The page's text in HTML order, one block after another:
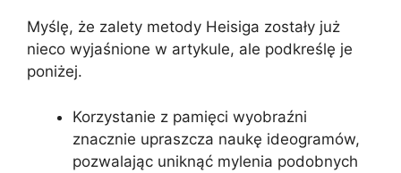
Myślę, że zalety metody Heisiga zostały już
nieco wyjaśnione w artykule, ale podkreślę je
poniżej.
Korzystanie z pamięci wyobraźni
znacznie upraszcza naukę ideogramów,
pozwalając uniknąć mylenia podobnych